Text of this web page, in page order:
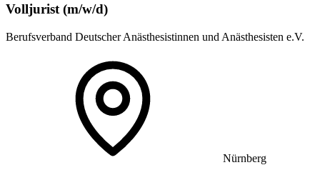
Volljurist (m/w/d)
Berufsverband Deutscher Anästhesistinnen und Anästhesisten e.V.
Nürnberg